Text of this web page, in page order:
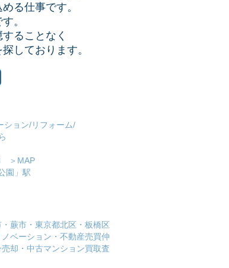
る仕事です。
。
ることなく
しております。
ション/リフォーム/
＞ MAP
園」駅
蕨市・東京都北区・板橋区
ベーション・不動産売買仲
却・中古マンション買取査